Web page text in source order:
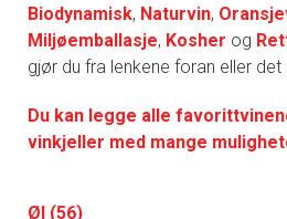
Biodynamisk, Naturvin,
Miljøemballasje, Kosher og
gjør du fra lenkene foran eller
Du kan legge alle
vinkjeller med mange
Øl (56)